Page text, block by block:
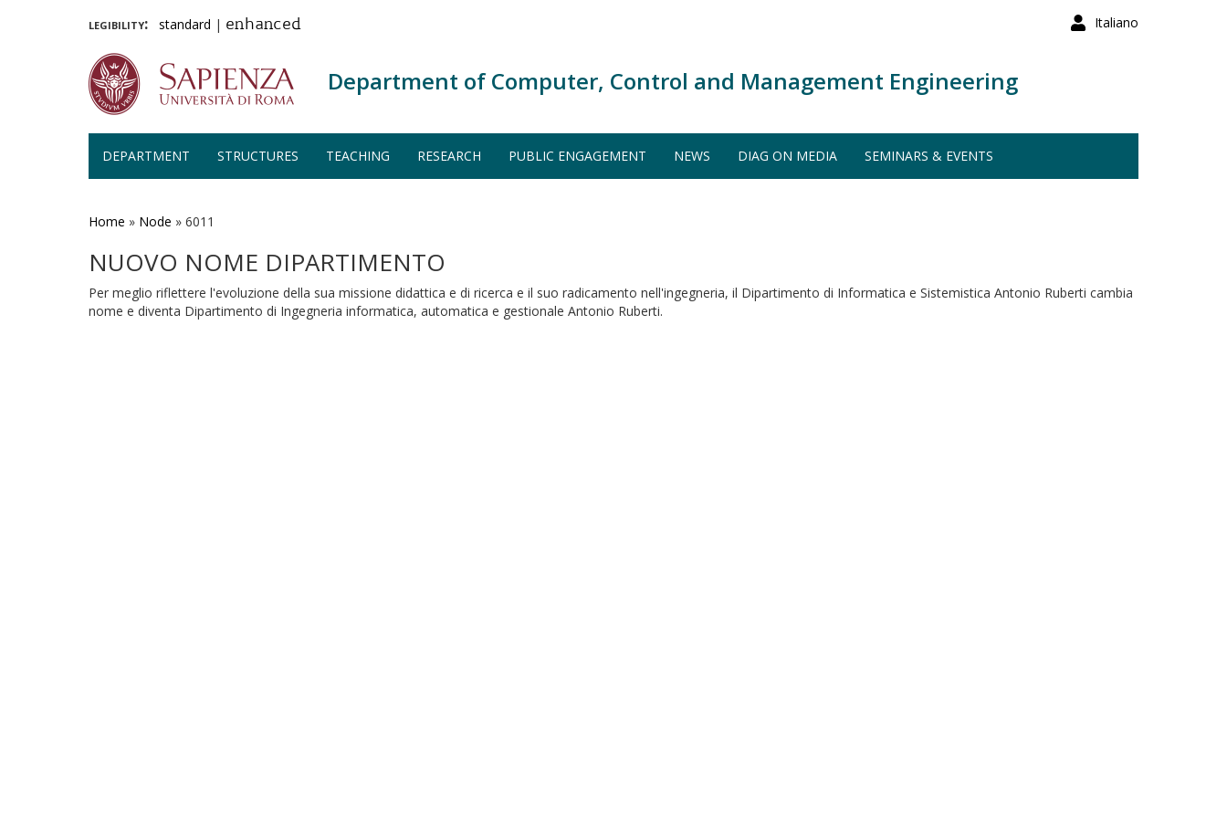
Italiano
legibility: standard | enhanced
Department of Computer, Control and Management Engineering
DEPARTMENT STRUCTURES TEACHING RESEARCH PUBLIC ENGAGEMENT NEWS DIAG ON MEDIA SEMINARS & EVENTS
Home » Node » 6011
NUOVO NOME DIPARTIMENTO
Per meglio riflettere l'evoluzione della sua missione didattica e di ricerca e il suo radicamento nell'ingegneria, il Dipartimento di Informatica e Sistemistica Antonio Ruberti cambia
nome e diventa Dipartimento di Ingegneria informatica, automatica e gestionale Antonio Ruberti.